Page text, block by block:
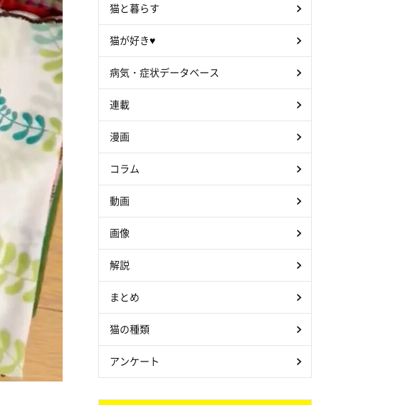
猫と暮らす
猫が好き♥
病気・症状データベース
連載
漫画
コラム
動画
画像
解説
まとめ
猫の種類
アンケート